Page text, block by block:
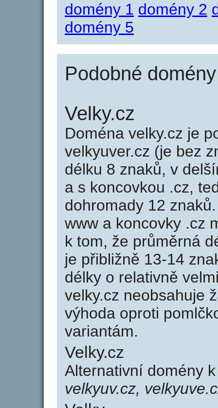
domény 1 domény 2
domény 5
Podobné
Velky.cz
Doména velky.cz je
velkyuver.cz (je bez
délku 8 znaků, v
a s koncovkou .cz,
dohromady 12
www a koncovky .cz
k tom, že průměrná
je přibližně 13-14
délky o relativně
velky.cz neobsahuje
výhoda oproti
variantám.
Velky.cz
Alternativní domény
velkyuv.cz,